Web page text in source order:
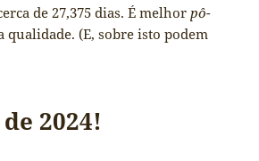
de 27,375 dias. É melhorpô-
qualidade. (E, sobre isto podem
2024!